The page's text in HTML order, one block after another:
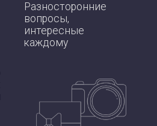
Разносторонние
вопросы,
интересные
каждому